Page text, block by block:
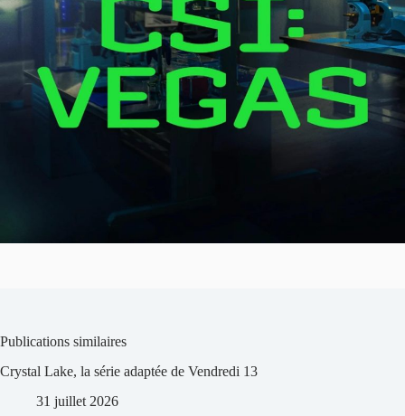
Publications similaires
Crystal Lake, la série adaptée de Vendredi 13
31 juillet 2026